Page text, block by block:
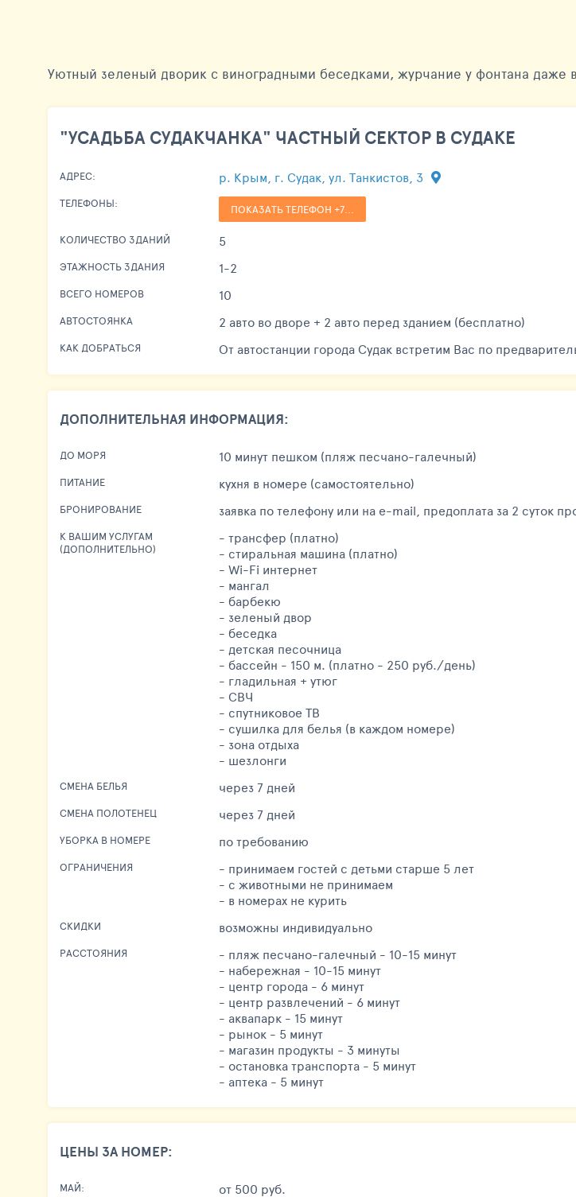
Уютный зеленый дворик с виноградными беседками, журчание у фонтана
"УСАДЬБА СУДАКЧАНКА" ЧАСТНЫЙ СЕКТОР В СУДАКЕ
АДРЕС: р. Крым, г. Судак, ул. Танкистов, 3
ТЕЛЕФОНЫ: ПОКАЗАТЬ ТЕЛЕФОН +7...
КОЛИЧЕСТВО ЗДАНИЙ 5
ЭТАЖНОСТЬ ЗДАНИЯ 1-2
ВСЕГО НОМЕРОВ 10
АВТОСТОЯНКА 2 авто во дворе + 2 авто перед зданием (бесплатно)
КАК ДОБРАТЬСЯ От автостанции города Судак встретим Вас по
ДОПОЛНИТЕЛЬНАЯ ИНФОРМАЦИЯ:
ДО МОРЯ 10 минут пешком (пляж песчано-галечный)
ПИТАНИЕ кухня в номере (самостоятельно)
БРОНИРОВАНИЕ заявка по телефону или на e-mail, предоплата за 2 суток
К ВАШИМ УСЛУГАМ
(ДОПОЛНИТЕЛЬНО)
- трансфер (платно)
- стиральная машина (платно)
- Wi-Fi интернет
- мангал
- барбекю
- зеленый двор
- беседка
- детская песочница
- бассейн - 150 м. (платно - 250 руб./день)
- гладильная + утюг
- СВЧ
- спутниковое ТВ
- сушилка для белья (в каждом номере)
- зона отдыха
- шезлонги
СМЕНА БЕЛЬЯ через 7 дней
СМЕНА ПОЛОТЕНЕЦ через 7 дней
УБОРКА В НОМЕРЕ по требованию
ОГРАНИЧЕНИЯ
- принимаем гостей с детьми старше 5 лет
- с животными не принимаем
- в номерах не курить
СКИДКИ возможны индивидуально
РАССТОЯНИЯ
- пляж песчано-галечный - 10-15 минут
- набережная - 10-15 минут
- центр города - 6 минут
- центр развлечений - 6 минут
- аквапарк - 15 минут
- рынок - 5 минут
- магазин продукты - 3 минуты
- остановка транспорта - 5 минут
- аптека - 5 минут
ЦЕНЫ ЗА НОМЕР:
МАЙ: от 500 руб.